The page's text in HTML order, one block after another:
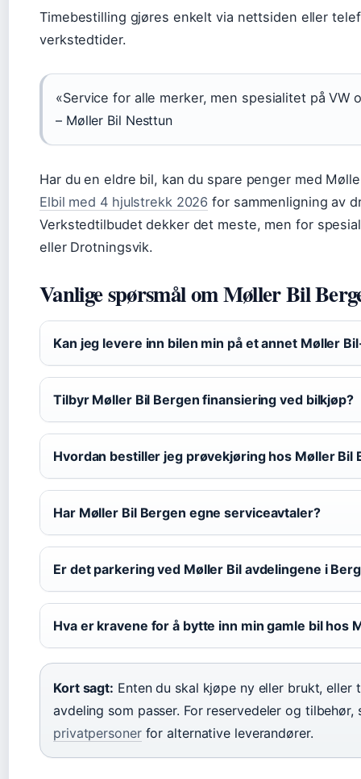
Timebestilling gjøres enkelt via nettsiden eller
verkstedtider.
«Service for alle merker, men spesialitet på VW
– Møller Bil Nesttun
Har du en eldre bil, kan du spare penger med
Elbil med 4 hjulstrekk 2026 for sammenligning av
Verkstedtilbudet dekker det meste, men for
eller Drotningsvik.
Vanlige spørsmål om Møller Bil
Kan jeg levere inn bilen min på et annet Møller
Tilbyr Møller Bil Bergen finansiering ved bilkjøp?
Hvordan bestiller jeg prøvekjøring hos Møller Bil
Har Møller Bil Bergen egne serviceavtaler?
Er det parkering ved Møller Bil avdelingene i
Hva er kravene for å bytte inn min gamle bil hos
Kort sagt: Enten du skal kjøpe ny eller brukt, eller
avdeling som passer. For reservedeler og tilbehør,
privatpersonerfor alternative leverandører.